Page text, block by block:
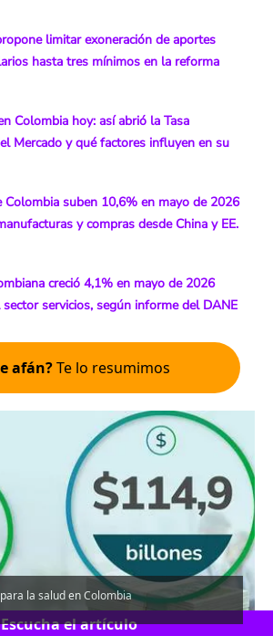
limitar exoneración de aportes
hasta tres mínimos en la reforma
Colombia hoy: así abrió la Tasa
Mercado y qué factores influyen en su
Colombia suben 10,6% en mayo de 2026
y compras desde China y EE.
creció 4,1% en mayo de 2026
servicios, según informe del DANE
afán?Te lo resumimos
la salud en Colombia
Escucha el artículo